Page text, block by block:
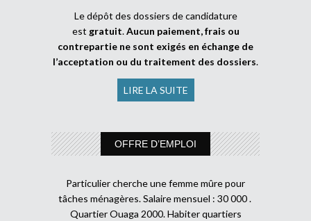
Le dépôt des dossiers de candidature
est gratuit.Aucun paiement, frais ou
contrepartie ne sont exigés en échange de
l’acceptation ou du traitement des dossiers.
LIRE LA SUITE
OFFRE D’EMPLOI
Particulier cherche une femme mûre pour
tâches ménagères. Salaire mensuel : 30 000 .
Quartier Ouaga 2000. Habiter quartiers